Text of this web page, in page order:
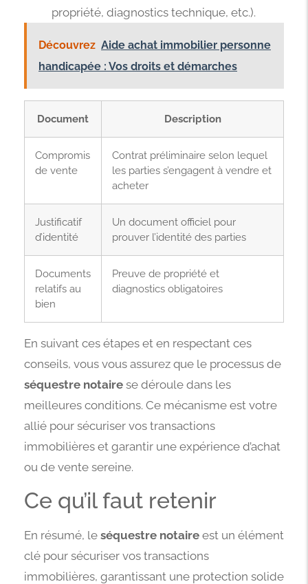
propriété, diagnostics technique, etc.).
Découvrez Aide achat immobilier personne
handicapée : Vos droits et démarches
Document Description
Compromis
de vente
Contrat préliminaire selon lequel
les parties s’engagent à vendre et
acheter
Justificatif
d’identité
Un document officiel pour
prouver l’identité des parties
Documents
relatifs au
bien
Preuve de propriété et
diagnostics obligatoires
En suivant ces étapes et en respectant ces
conseils, vous vous assurez que le processus de
séquestre notaire se déroule dans les
meilleures conditions. Ce mécanisme est votre
allié pour sécuriser vos transactions
immobilières et garantir une expérience d’achat
ou de vente sereine.
Ce qu’il faut retenir
En résumé, le séquestre notaire est un élément
clé pour sécuriser vos transactions
immobilières, garantissant une protection solide